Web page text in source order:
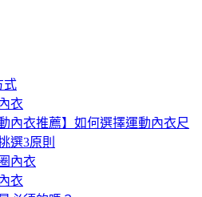
式
衣
動內衣推薦】如何選擇運動內衣尺
選3原則
內衣
衣